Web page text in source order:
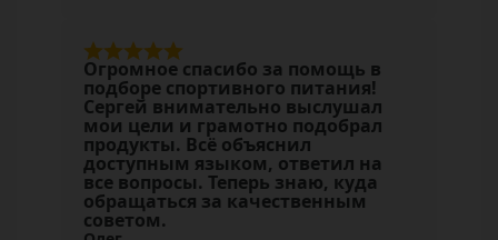
Огромное спасибо за помощь в
подборе спортивного питания!
Сергей внимательно выслушал
мои цели и грамотно подобрал
продукты. Всё объяснил
доступным языком, ответил на
все вопросы. Теперь знаю, куда
обращаться за качественным
советом.